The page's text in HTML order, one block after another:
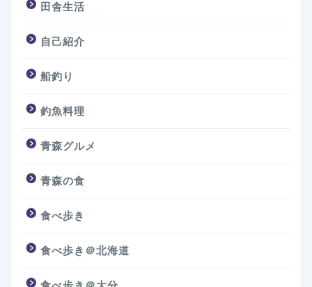
田舎生活
自己紹介
船釣り
釣魚料理
青森グルメ
青森の食
食べ歩き
食べ歩き＠北海道